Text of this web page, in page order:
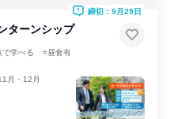
ターンシップ
で学べる ⭐昼食有
月・12月
締切：9月29日